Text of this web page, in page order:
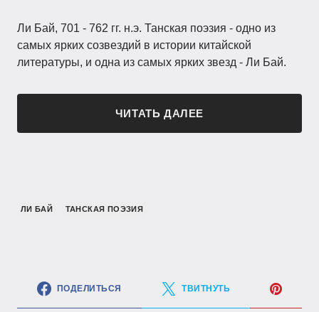
Ли Бай, 701 - 762 гг. н.э. Танская поэзия - одно из
самых ярких созвездий в истории китайской
литературы, и одна из самых ярких звезд - Ли Бай.
ЧИТАТЬ ДАЛЕЕ
ЛИ БАЙ ТАНСКАЯ ПОЭЗИЯ
ПОДЕЛИТЬСЯ ТВИТНУТЬ